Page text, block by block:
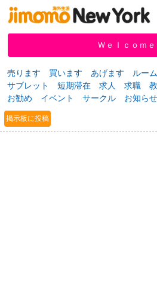
新規登録
掲示板 教えて！
Ｗｅｌｃｏｍｅ
売ります 買います あげます ルー
サブレット
短期滞在 求人 求職
お勧め
イベント サークル お知らせ
掲示板に投稿